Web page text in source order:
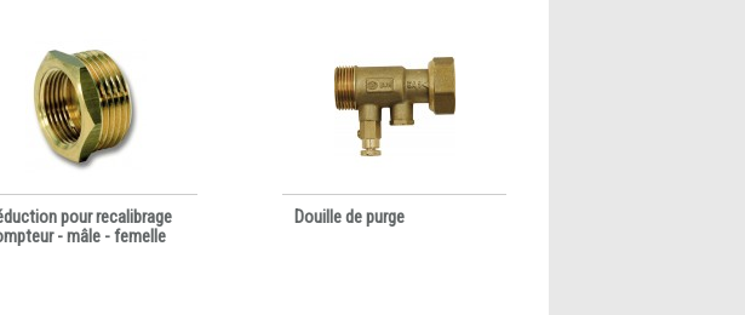
pour recalibrage
- mâle - femelle
Douille de purge